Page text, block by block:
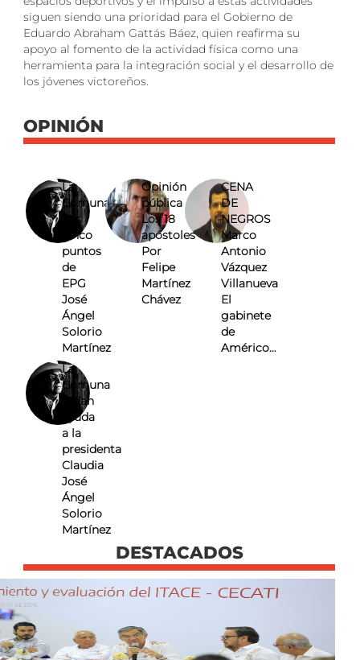
siguen siendo una prioridad para el Gobierno de
Eduardo Abraham Gattás Báez, quien reafirma su
apoyo al fomento de la actividad física como una
herramienta para la integración social y el desarrollo de
los jóvenes victoreños.
OPINIÓN
La
Comuna
Los
cinco
puntos
de
EPG
José
Ángel
Solorio
Martínez
Opinión
pública
Los 18
apóstoles
Por
Felipe
Martínez
Chávez
CENA
DE
NEGROS
Marco
Antonio
Vázquez
Villanueva
El
gabinete
de
Américo…
La
Comuna
Pidan
ayuda
a la
presidenta
Claudia
José
Ángel
Solorio
Martínez
DESTACADOS